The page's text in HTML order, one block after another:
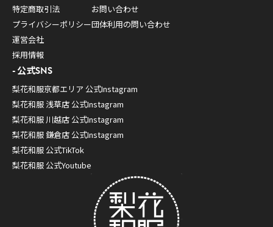
特定商取引法
プライバシーポリシー
運営会社
採用情報
お問い合わせ
団体利用の問い合わせ
公式SNS
梨花和服京都エリア 公式Instagram
梨花和服 浅草店 公式Instagram
梨花和服 川越店 公式Instagram
梨花和服 鎌倉店 公式Instagram
梨花和服 公式TikTok
梨花和服 公式Youtube